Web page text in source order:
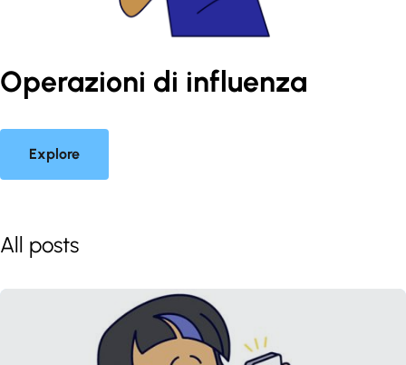
Operazioni di influenza
Explore
All posts